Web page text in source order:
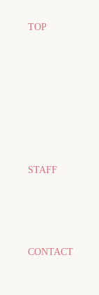
TOP
STAFF
CONTACT